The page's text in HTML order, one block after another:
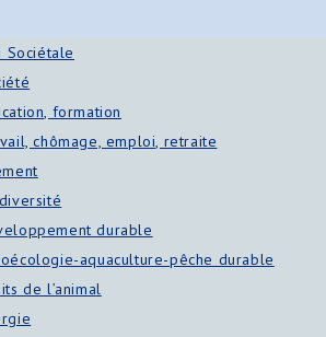
Sociétale
formation
chômage, emploi, retraite
durable
aquaculture-pêche durable
de l’animal